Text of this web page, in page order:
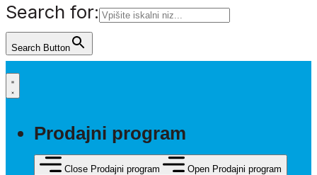
Search for:
Search Button
Prodajni program
Close Prodajni program Open Prodajni program